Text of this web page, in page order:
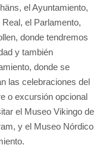
el Ayuntamiento,
el Parlamento,
donde tendremos
y también
donde se
las celebraciones del
o excursión opcional
el Museo Vikingo de
y el Museo Nórdico